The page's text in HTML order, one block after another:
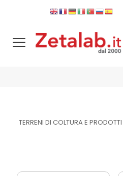
TERRENI DI COLTURA E